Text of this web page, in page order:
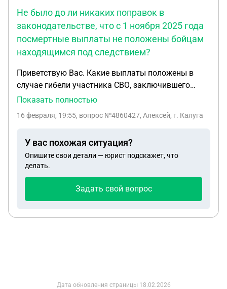
Не было до ли никаких поправок в
законодательстве, что с 1 ноября 2025 года
посмертные выплаты не положены бойцам
находящимся под следствием?
Приветствую Вас. Какие выплаты положены в
случае гибели участника СВО, заключившего
контракт находясь под следствием, приговора
СИЗО. Не было до ли никаких поправок в
посмертные выплаты не положены бойцам
находящимся под следствием?
Показать полностью
16 февраля, 19:55, вопрос №4860427, Алексей, г. Калуга
У вас похожая ситуация?
Опишите свои детали — юрист подскажет, что
делать.
Задать свой вопрос
Дата обновления страницы 18.02.2026